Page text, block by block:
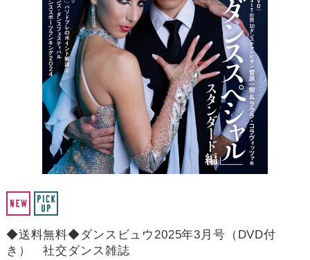
◆送料無料◆ダンスビュウ2025年3月号（DVD付
き） 社交ダンス雑誌